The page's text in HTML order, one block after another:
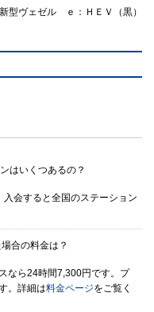
型ヴェゼル ｅ：ＨＥＶ（黒）
はいくつあるの？
会すると全国のステーション
合の料金は？
なら24時間7,300円です。プ
。詳細は料金ページをご覧く